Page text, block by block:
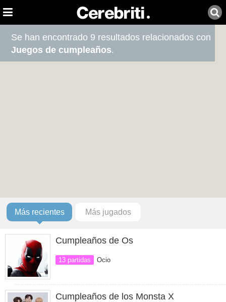
Se han encontrado 9 resultados relacionados con
Juegos de cumpleaños.
Más recientes Más jugados
Cumpleaños de Os
13 partidas Ocio
Cumpleaños de los Monsta X